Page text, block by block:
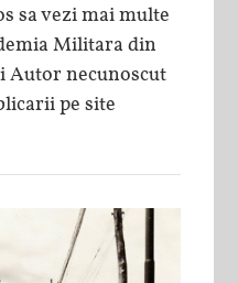
sa vezi mai multe
Militara din
Autor necunoscut
pe site